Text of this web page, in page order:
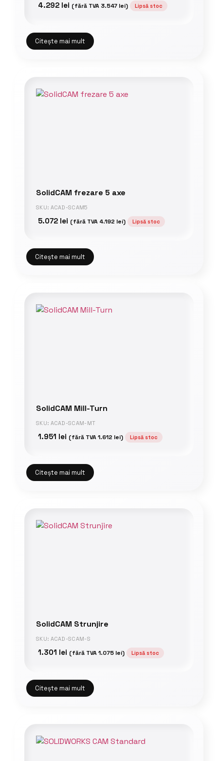
4.292 lei (fără TVA 3.547 lei) Lipsă stoc
Citește mai mult
SolidCAM frezare 5 axe
SKU: ACAD-SCAM5
5.072 lei (fără TVA 4.192 lei) Lipsă stoc
Citește mai mult
SolidCAM Mill-Turn
SKU: ACAD-SCAM-MT
1.951 lei (fără TVA1.612 lei) Lipsă stoc
Citește mai mult
SolidCAM Strunjire
SKU: ACAD-SCAM-S
1.301 lei (fără TVA1.075 lei) Lipsă stoc
Citește mai mult